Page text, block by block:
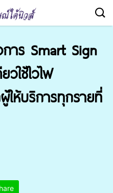
การ Smart Sign
วใช้ไวไฟ
ให้บริการทุกรายที่